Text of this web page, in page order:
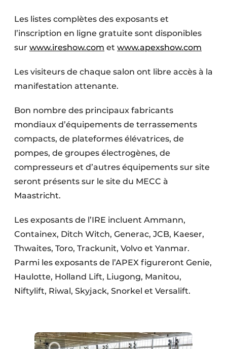
Sécurité incendie
Software
Techniques ferroviaires
Les listes complètes des exposants et
l’inscription en ligne gratuite sont disponibles
sur www.ireshow.com et www.apexshow.com
Les visiteurs de chaque salon ont libre accès à la
manifestation attenante.
Bon nombre des principaux fabricants
mondiaux d’équipements de terrassements
compacts, de plateformes élévatrices, de
pompes, de groupes électrogènes, de
compresseurs et d’autres équipements sur site
seront présents sur le site du MECC à
Maastricht.
Les exposants de l’IRE incluent Ammann,
Containex, Ditch Witch, Generac, JCB, Kaeser,
Thwaites, Toro, Trackunit, Volvo et Yanmar.
Parmi les exposants de l’APEX figureront Genie,
Haulotte, Holland Lift, Liugong, Manitou,
Niftylift, Riwal, Skyjack, Snorkel et Versalift.